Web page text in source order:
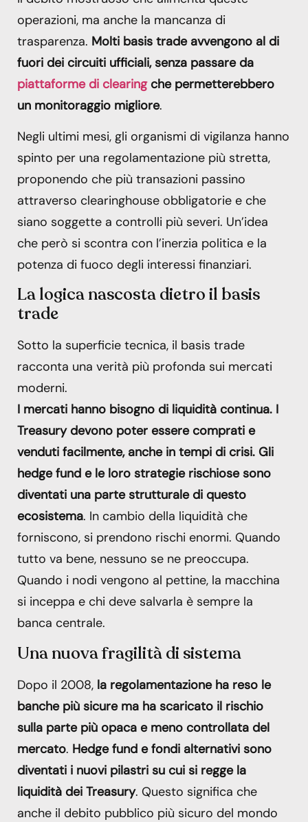
operazioni, ma anche la mancanza di
trasparenza. Molti basis trade avvengono al di
fuori dei circuiti ufficiali, senza passare da
piattaforme di clearingche permetterebbero
un monitoraggio migliore.
Negli ultimi mesi, gli organismi di vigilanza hanno
spinto per una regolamentazione più stretta,
proponendo che più transazioni passino
attraverso clearinghouse obbligatorie e che
siano soggette a controlli più severi. Un’idea
che però si scontra con l’inerzia politica e la
potenza di fuoco degli interessi finanziari.
La logica nascosta dietro il basis
trade
Sotto la superficie tecnica, il basis trade
racconta una verità più profonda sui mercati
moderni.
I mercati hanno bisogno di liquidità continua. I
Treasury devono poter essere comprati e
venduti facilmente, anche in tempi di crisi. Gli
hedge fund e le loro strategie rischiose sono
diventati una parte strutturale di questo
ecosistema. In cambio della liquidità che
forniscono, si prendono rischi enormi. Quando
tutto va bene, nessuno se ne preoccupa.
Quando i nodi vengono al pettine, la macchina
si inceppa e chi deve salvarla è sempre la
banca centrale.
Una nuova fragilità di sistema
Dopo il 2008, la regolamentazione ha reso le
banche più sicure ma ha scaricato il rischio
sulla parte più opaca e meno controllata del
mercato. Hedge fund e fondi alternativi sono
diventati i nuovi pilastri su cui si regge la
liquidità dei Treasury. Questo significa che
anche il debito pubblico più sicuro del mondo